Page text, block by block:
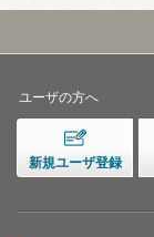
ユーザの方へ
新規ユーザ登録